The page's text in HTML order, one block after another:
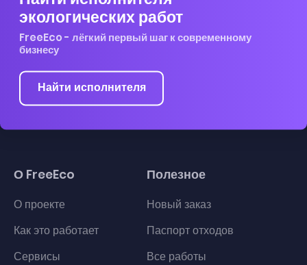
экологических работ
FreeEco - лёгкий первый шаг к современному
бизнесу
Найти исполнителя
О FreeEco
О проекте
Как это работает
Сервисы
Полезное
Новый заказ
Паспорт отходов
Все работы